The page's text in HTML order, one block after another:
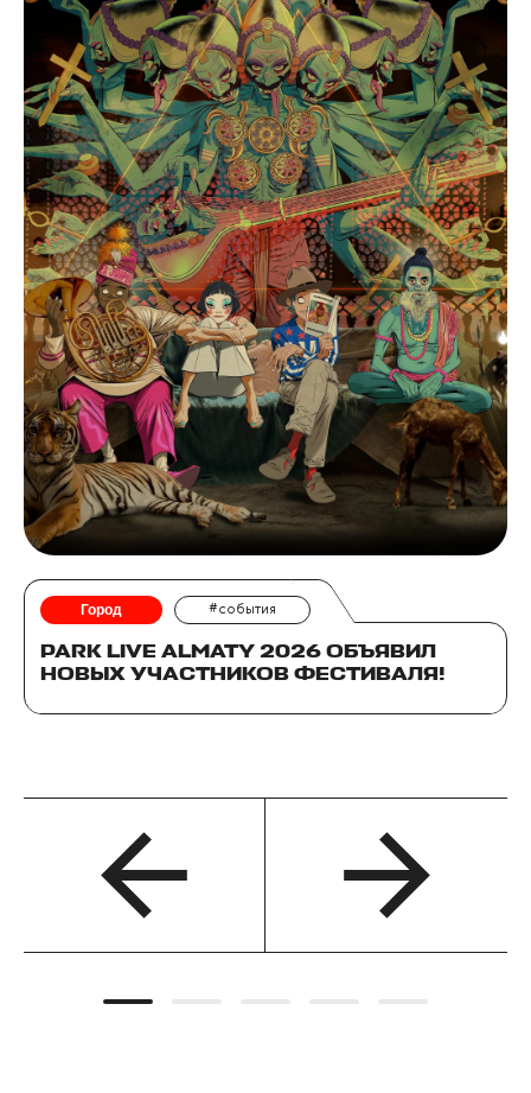
Город #события
PARK LIVE ALMATY 2026 ОБЪЯВИЛ
НОВЫХ УЧАСТНИКОВ ФЕСТИВАЛЯ!